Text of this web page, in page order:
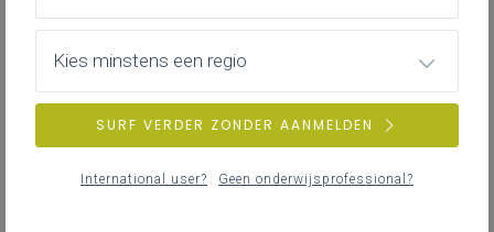
document ‘aanspreekpunten’ te downloaden.
Aanspreekpunten
Pedagogisch
begeleider
Coördinatie leren en
Koen Stassen
Kies minstens een regio
SURF VERDER ZONDER AANMELDEN
International user? Geen onderwijsprofessional?